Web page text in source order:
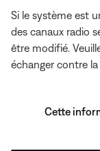
Si le système est
des canaux radio
être modifié.
échanger contre
Cette